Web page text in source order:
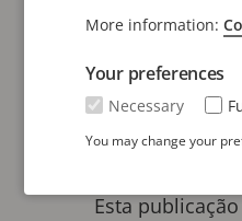
Ao longo dos
mudança
avanços vêm
Esta
More information:
Your preferences
Necessary
You may change your